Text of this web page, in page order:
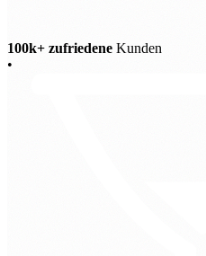
100k+ zufriedene Kunden
•